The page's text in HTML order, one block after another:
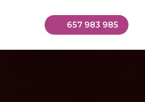
657 983 985